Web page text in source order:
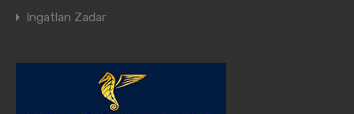
Ingatlan Zadar